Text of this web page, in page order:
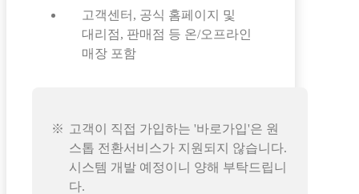
고객센터, 공식 홈페이지 및
대리점, 판매점 등 온/오프라인
매장 포함
고객이 직접 가입하는 '바로가입'은 원
스톱 전환서비스가 지원되지 않습니다.
시스템 개발 예정이니 양해 부탁드립니
다.